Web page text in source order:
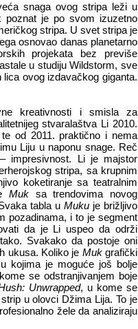
snaga ovog stripa leži u
poznat je po svom izuzetno
stripa. U svet stripa je
osnovao danas planetarno
projekata bez previše
u studiju Wildstorm, sve
ovog izdavačkog giganta.
kreativnosti i smisla za
stvaralaštva Li 2010.
od 2011. praktično i nema
Liju u naponu snage. Reč
impresivnost. Li je majstor
stripa, sa krupnim
koketiranje sa teatralnim
Muksa trendovima novog
tabla u Muku je brižljivo
pozadinama, i to je segment
da je Li uspeo da održi
Svakako da postoje oni
ukusa. Koliko je Mukgrafički
kojima je moguće još bolje
se odstranjivanjem boje
Unwrapped, u kome se
u olovci Džima Lija. To je
žele da analiziraju